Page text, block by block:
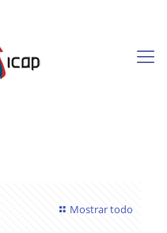
Mostrar todo